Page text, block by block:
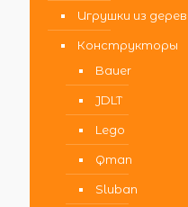
Игрушки из
Конструкторы
Bauer
JDLT
Lego
Qman
Sluban